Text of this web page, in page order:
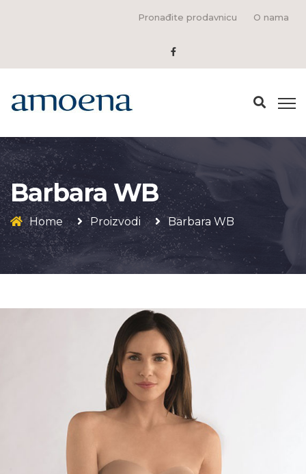
Pronađite prodavnicu O nama
Barbara WB
Home Proizvodi Barbara WB